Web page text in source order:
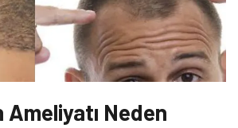
Ameliyatı Neden